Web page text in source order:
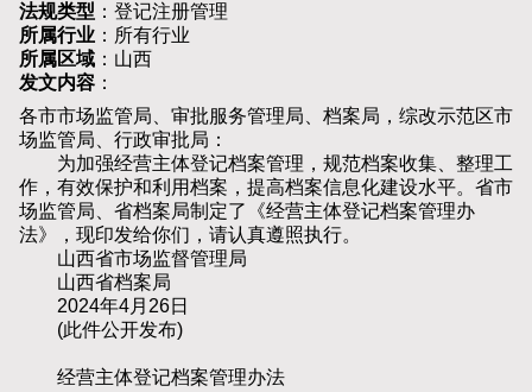
法规类型 ：登记注册管理
所属行业 ：所有行业
所属区域 ：山西
发文内容 ：
各市市场监管局、审批服务管理局、档案局，综改示范区市
场监管局、行政审批局：
为加强经营主体登记档案管理，规范档案收集、整理工
作，有效保护和利用档案，提高档案信息化建设水平。省市
场监管局、省档案局制定了《经营主体登记档案管理办
法》，现印发给你们，请认真遵照执行。
山西省市场监督管理局
山西省档案局
2024年4月26日
(此件公开发布)
经营主体登记档案管理办法